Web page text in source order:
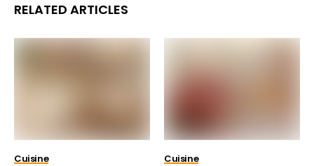
RELATED ARTICLES
Cuisine Cuisine